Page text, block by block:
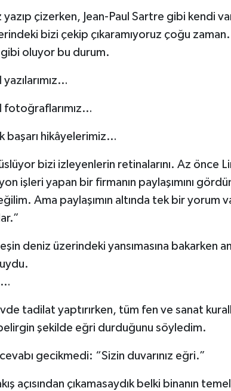
yazıp çizerken, Jean-Paul Sartre gibi kendi
bizi çekip çıkaramıyoruz çoğu
gibi oluyor bu durum.
yazılarımız…
fotoğraflarımız…
başarı hikâyelerimiz…
bizi izleyenlerin retinalarını. Az önce
işleri yapan bir firmanın paylaşımını
Ama paylaşımın altında tek bir yorum
deniz üzerindeki yansımasına bakarken
tadilat yaptırırken, tüm fen ve sanat
belirgin şekilde eğri durduğunu söyledim.
gecikmedi: “Sizin duvarınız eğri.”
açısından çıkamasaydık belki binanın
Sahiplendirme